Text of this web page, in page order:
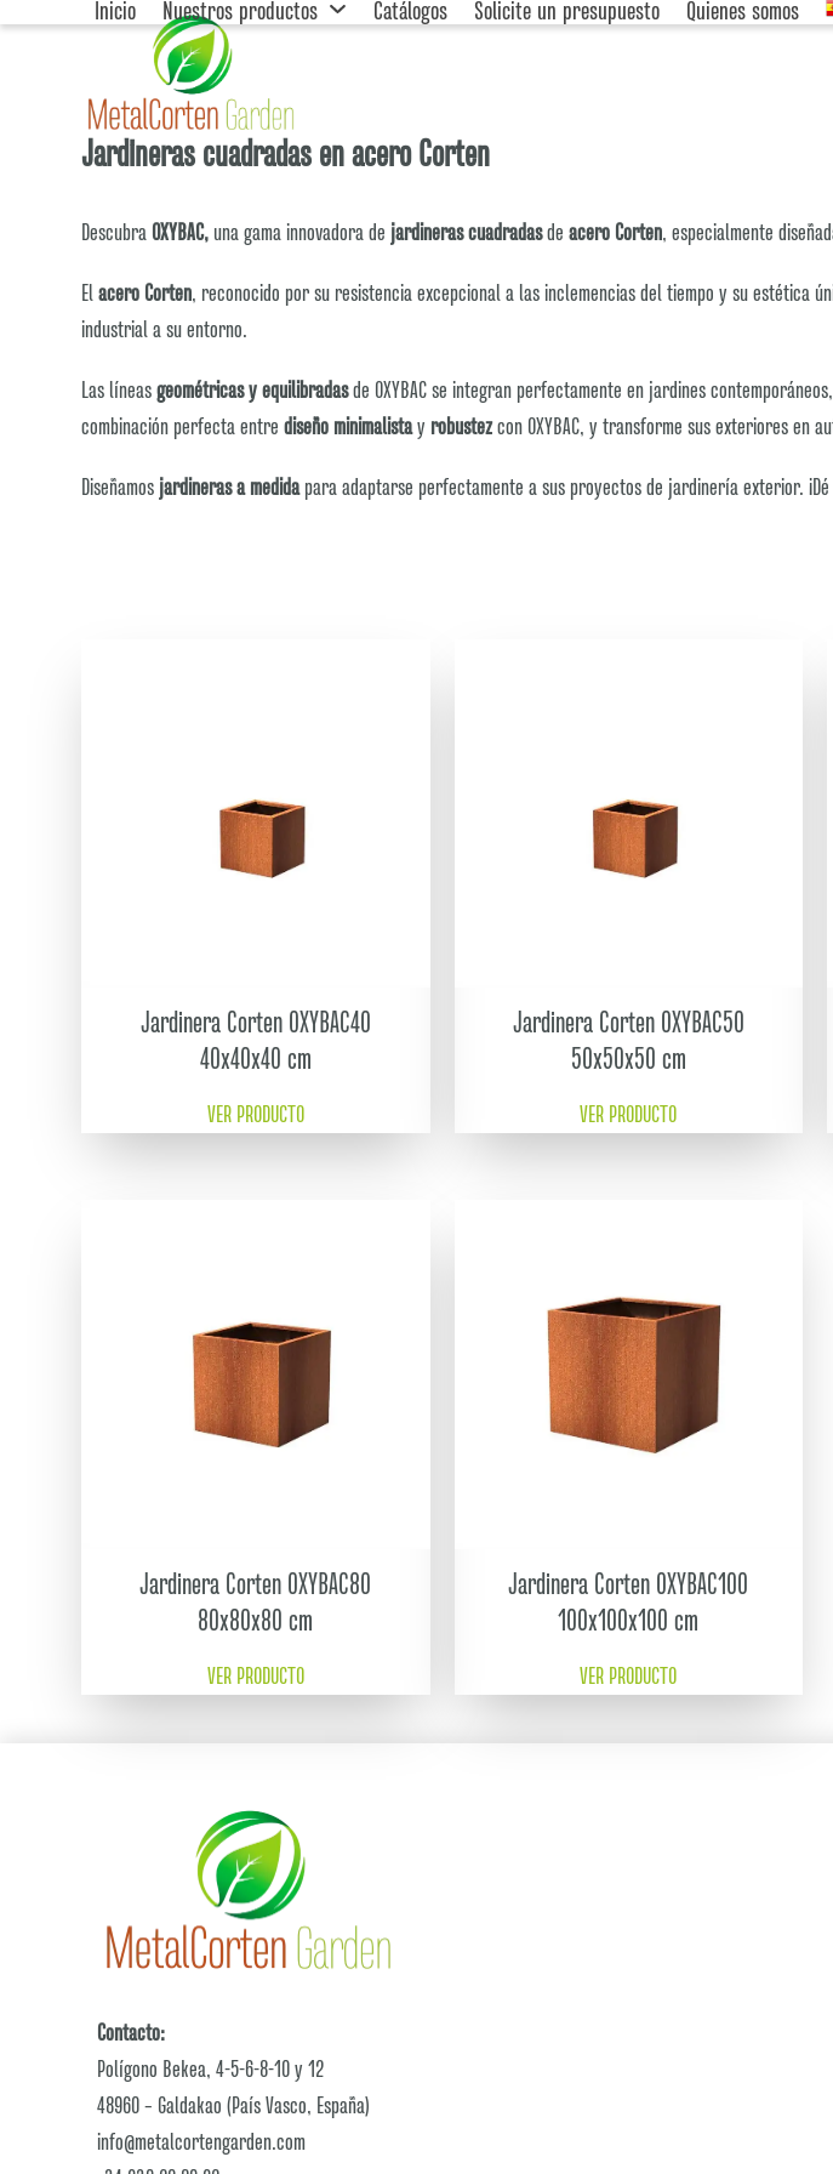
Inicio Nuestros productos Catálogos Solicite un presupuesto Quienes somos
Jardineras cuadradas en acero Corten
Descubra OXYBAC, una gama innovadora de jardineras cuadradasde acero Corten, especialmente
Elacero Corten, reconocido por su resistencia excepcional a las inclemencias del tiempo y su estética
industrial a su entorno.
Las líneasgeométricas y equilibradasde OXYBAC se integran perfectamente en jardines
combinación perfecta entrediseño minimalistay robustezcon OXYBAC, y transforme sus exteriores en
Diseñamos jardineras a medida para adaptarse perfectamente a sus proyectos de jardinería exterior.
Jardinera Corten OXYBAC40
40x40x40 cm
VER PRODUCTO
Jardinera Corten OXYBAC50
50x50x50 cm
VER PRODUCTO
Jardinera Corten OXYBAC80
80x80x80 cm
VER PRODUCTO
Jardinera Corten OXYBAC100
100x100x100 cm
VER PRODUCTO
Contacto:
Polígono Bekea, 4-5-6-8-10 y 12
48960 – Galdakao (País Vasco, España)
info@metalcortengarden.com